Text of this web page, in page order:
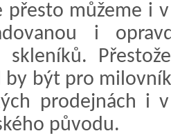
přesto můžeme i
i
skleníků.
by být pro
prodejnách i
původu.